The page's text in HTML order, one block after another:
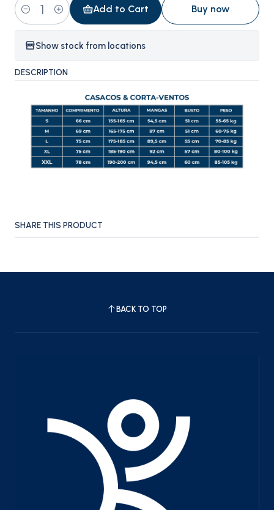
Quantity
Add to Cart Buy now
Show stock from locations
DESCRIPTION
SHARE THIS PRODUCT
BACK TO TOP